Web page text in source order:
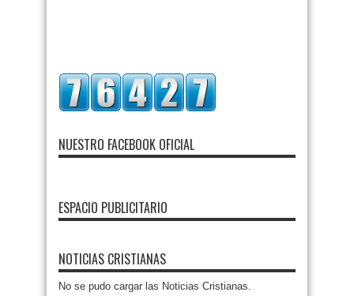
NUESTRO FACEBOOK OFICIAL
ESPACIO PUBLICITARIO
NOTICIAS CRISTIANAS
No se pudo cargar las Noticias Cristianas.